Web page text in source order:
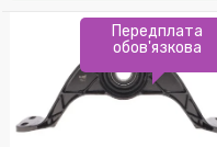
Передплата
обов'язкова